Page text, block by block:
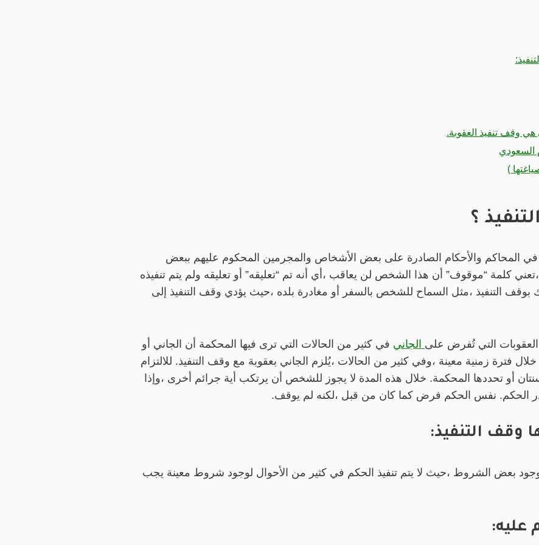
هي وقف تنفيذ العقوبة.
السعودي
)
؟
في المحاكم والأحكام الصادرة على بعض الأشخاص والمجرمين المحكوم عليهم ببعض
كلمة “موقوف” أن هذا الشخص لن يعاقب ،أي أنه تم “تعليقه” أو تعليقه ولم يتم تنفيذه
بوقف التنفيذ ،مثل السماح للشخص بالسفر أو مغادرة بلده ،حيث يؤدي وقف التنفيذ إلى
التي تُفرض على الجاني في كثير من الحالات التي ترى فيها المحكمة أن الجاني أو
فترة زمنية معينة ،وفي كثير من الحالات ،يُلزم الجاني بعقوبة مع وقف التنفيذ. للالتزام
أو تحددها المحكمة. خلال هذه المدة لا يجوز للشخص أن يرتكب أية جرائم أخرى ،وإذا
الحكم. نفس الحكم فرض كما كان من قبل ،لكنه لم يوقف.
وقف التنفيذ:
وجود بعض الشروط ،حيث لا يتم تنفيذ الحكم في كثير من الأحوال لوجود شروط معينة يجب
عليه: